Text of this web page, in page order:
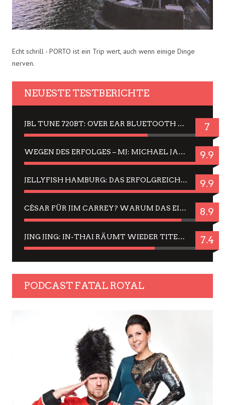
Echt schrill - PORTO ist ein Trip wert, auch wenn einige Dinge
nerven.
NEUESTE TESTBERICHTE
JBL TUNE 720BT: OVER EAR BLUETOOTH KOPFHÖRER UM DIE 50,-€ IM DAUER-TEST 7
WEGEN DES ERFOLGES – MJ: MICHAEL JACKSON MUSICAL IN EINER MATINEE SEHEN 9.9
JELLYFISH HAMBURG: DAS ERFOLGREICHE SOMMER-MENÜ 2025 IN GEFÜHLEN UND BILDERN 9.9
CÉSAR FÜR JIM CARREY? WARUM DAS EINER DER NERVIGSTEN ACTORS IST UND BLEIBT 8.9
JING JING: IN-THAI RÄUMT WIEDER TITEL AB – EIN ZWEI-STUNDEN-ERLEBNISBERICHT 7.4
PODCAST FATAL ROYAL